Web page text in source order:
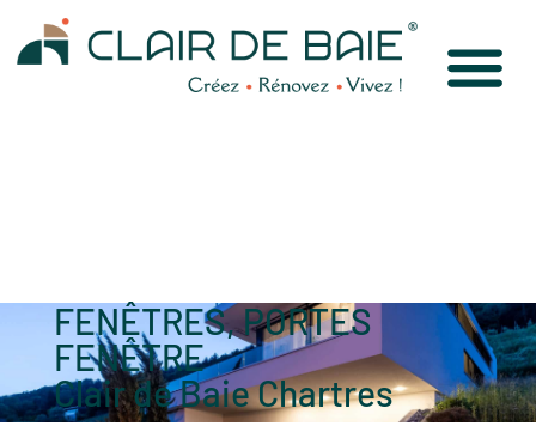
FENÊTRES, PORTES
FENÊTRE
Clair de Baie Chartres